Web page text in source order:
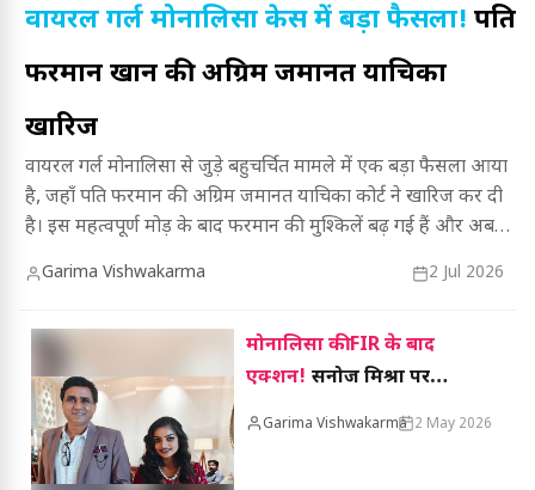
वायरल गर्ल मोनालिसा केस में बड़ा फैसला! पति
फरमान खान की अग्रिम जमानत याचिका
खारिज
वायरल गर्ल मोनालिसा से जुड़े बहुचर्चित मामले में एक बड़ा फैसला आया
है, जहाँ पति फरमान की अग्रिम जमानत याचिका कोर्ट ने खारिज कर दी
है। इस महत्वपूर्ण मोड़ के बाद फरमान की मुश्किलें बढ़ गई हैं और अब
Garima Vishwakarma 2 Jul 2026
मोनालिसा की FIR के बाद
एक्शन! सनोज मिश्रा पर
POCSO केस का शिकंजा,
Garima Vishwakarma 2 May 2026